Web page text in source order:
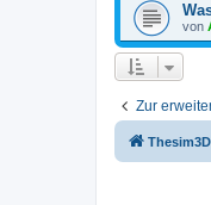
von
Zur
Thesim3D